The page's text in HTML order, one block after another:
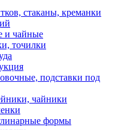
стаканы, креманки
и чайные
точилки
подставки под
чайники
формы